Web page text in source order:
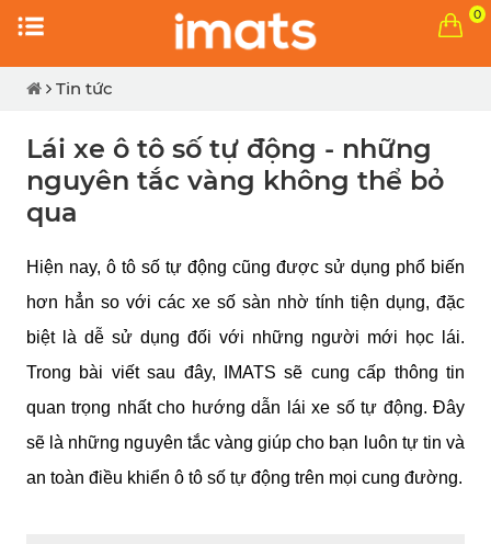
0
Tin tức
Lái xe ô tô số tự động - những
nguyên tắc vàng không thể bỏ
qua
Hiện nay, ô tô số tự động cũng được sử dụng phổ biến
hơn hẳn so với các xe số sàn nhờ tính tiện dụng, đặc
biệt là dễ sử dụng đối với những người mới học lái.
Trong bài viết sau đây, IMATS sẽ cung cấp thông tin
quan trọng nhất cho hướng dẫn lái xe số tự động. Đây
sẽ là những nguyên tắc vàng giúp cho bạn luôn tự tin và
an toàn điều khiển ô tô số tự động trên mọi cung đường.